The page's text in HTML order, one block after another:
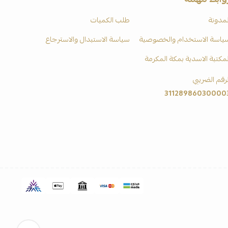
طلب الكميات
الاستخدام والخصوصية
سياسة الاستبدال والاسترجاع
الاسدية بمكة المكرمة
الضريبي